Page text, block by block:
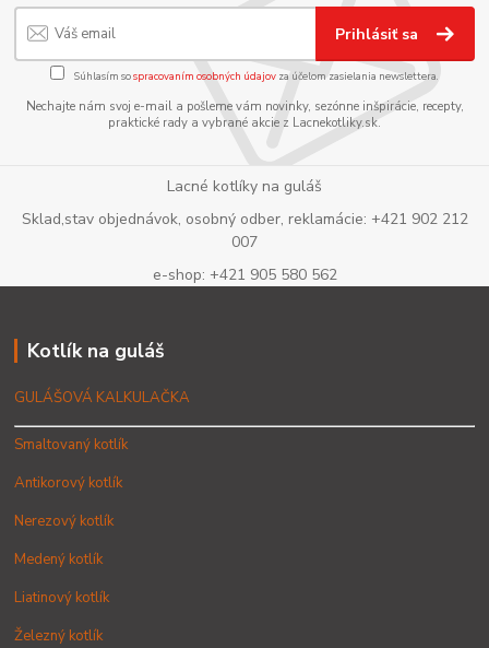
Prihlásiť sa
Súhlasím sospracovaním osobných údajov za účelom zasielania newslettera.
Nechajte nám svoj e-mail a pošleme vám novinky, sezónne inšpirácie, recepty,
praktické rady a vybrané akcie z Lacnekotliky.sk.
Lacné kotlíky na guláš
Sklad,stav objednávok, osobný odber, reklamácie: +421 902 212
007
e-shop: +421 905 580 562
Kotlík na guláš
GULÁŠOVÁ KALKULAČKA
Smaltovaný kotlík
Antikorový kotlík
Nerezový kotlík
Medený kotlík
Liatinový kotlík
Železný kotlík